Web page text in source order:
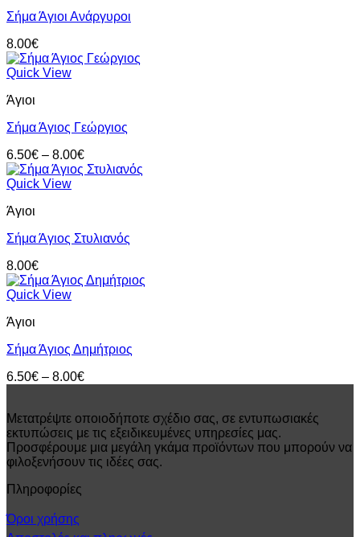
Σήμα Άγιοι Ανάργυροι
8.00€
Quick View
Άγιοι
Σήμα Άγιος Γεώργιος
6.50€ – 8.00€Price
range:
Quick View
Άγιοι
Σήμα Άγιος Στυλιανός
8.00€
Quick View
Άγιοι
Σήμα Άγιος Δημήτριος
6.50€ – 8.00€Price
through
8.00€
Μετατρέψτε οποιοδήποτε σχέδιο σας, σε εντυπωσιακές
εκτυπώσεις με τις εξειδικευμένες υπηρεσίες μας.
Προσφέρουμε μια μεγάλη γκάμα προϊόντων που μπορούν να
φιλοξενήσουν τις ιδέες σας.
Πληροφορίες
Όροι χρήσης